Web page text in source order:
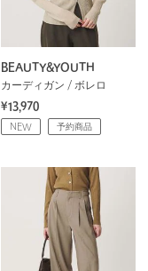
BEAUTY&YOUTH
カーディガン / ボレロ
¥13,970
NEW 予約商品